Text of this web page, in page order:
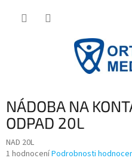
NÁDOBA NA
ODPAD 20L
NAD 20L
Průměrné
1 hodnoceníPodrobnosti